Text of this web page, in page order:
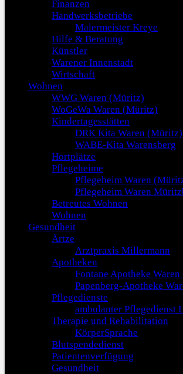
Finanzen
Handwerksbetriebe
Malermeister Kreye
Hilfe & Beratung
Künstler
Warener Innenstadt
Wirtschaft
Wohnen
WWG Waren (Müritz)
WoGeWa Waren (Müritz)
Kindertagesstätten
DRK Kita Waren (Müritz)
WABE-Kita Warensberg
Hortplätze
Pflegeheime
Pflegeheim Waren
Pflegeheim Waren
Betreutes Wohnen
Wohnen
Gesundheit
Ärtze
Arztpraxis Millermann
Apotheken
Fontane Apotheke
Papenberg-Apotheke
Pflegedienste
ambulanter Pflegedienst
Therapie und Rehabilitation
KörperSprache
Blutspendedienst
Patientenverfügung
Gesundheit